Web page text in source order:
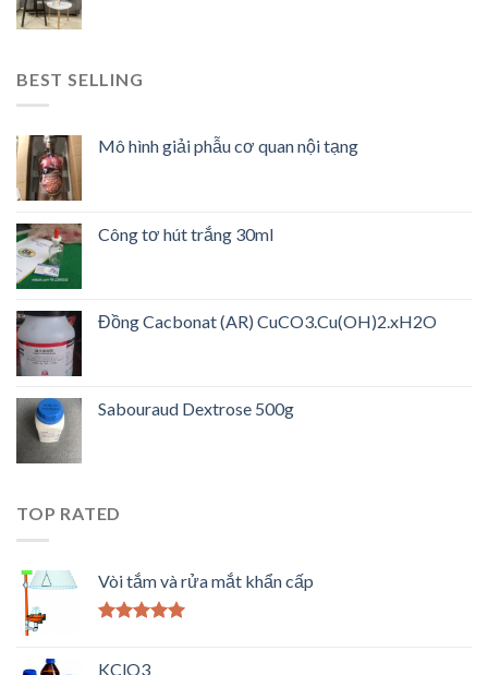
BEST SELLING
Mô hình giải phẫu cơ quan nội tạng
Công tơ hút trắng 30ml
Đồng Cacbonat (AR) CuCO3.Cu(OH)2.xH2O
Sabouraud Dextrose 500g
TOP RATED
Vòi tắm và rửa mắt khẩn cấp
sao
KClO3